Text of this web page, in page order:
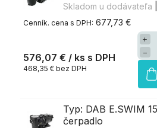
Skladom u dodávateľa
677,73 €
576,07 € / ks
468,35 € bez DPH
+
−
Typ: DAB E.SWIM
čerpadlo